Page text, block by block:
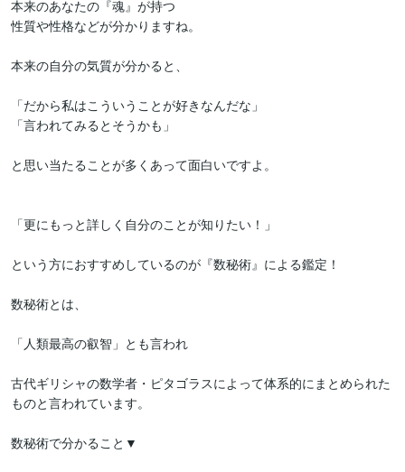
本来のあなたの『魂』が持つ
性質や性格などが分かりますね。
本来の自分の気質が分かると、
「だから私はこういうことが好きなんだな」
「言われてみるとそうかも」
と思い当たることが多くあって面白いですよ。
「更にもっと詳しく自分のことが知りたい！」
という方におすすめしているのが『数秘術』による鑑定！
数秘術とは、
「人類最高の叡智」とも言われ
古代ギリシャの数学者・ピタゴラスによって体系的にまとめられた
ものと言われています。
数秘術で分かること▼